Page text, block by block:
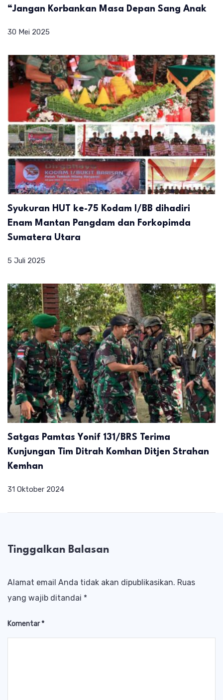
“Jangan Korbankan Masa Depan Sang Anak
30 Mei 2025
Syukuran HUT ke-75 Kodam I/BB dihadiri
Enam Mantan Pangdam dan Forkopimda
Sumatera Utara
5 Juli 2025
Satgas Pamtas Yonif 131/BRS Terima
Kunjungan Tim Ditrah Komhan Ditjen Strahan
Kemhan
31 Oktober 2024
Tinggalkan Balasan
Alamat email Anda tidak akan dipublikasikan. Ruas
yang wajib ditandai *
Komentar*